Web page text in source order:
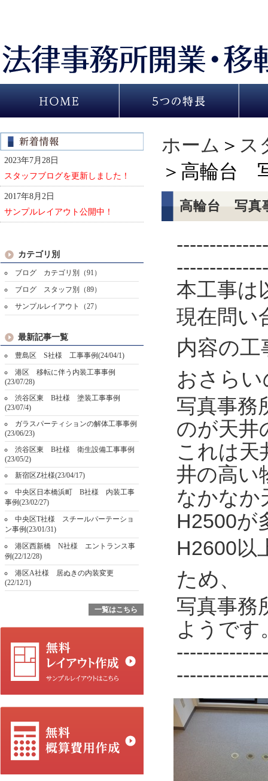
ホーム ＞ ス
＞高輪台
高輪台 写真
本工事は
現在問い
内容の
おさら
写真事務
のが天井
これは天
井の高い
なかなか
H2500が
H2600以
ため、
写真事務
ようです
2023年7月28日
スタッフブログを更新しました！
2017年8月2日
サンプルレイアウト公開中！
カテゴリ別
ブログ カテゴリ別（91）
ブログ スタッフ別（89）
サンプルレイアウト（27）
最新記事一覧
豊島区 S社様 工事事例(24/04/1)
港区 移転に伴う内装工事事例
(23/07/28)
渋谷区東 B社様 塗装工事事例
(23/07/4)
ガラスパーティションの解体工事事例
(23/06/23)
渋谷区東 B社様 衛生設備工事事例
(23/05/2)
新宿区Z社様(23/04/17)
中央区日本橋浜町 B社様 内装工事
事例(23/02/27)
中央区T社様 スチールパーテーショ
ン事例(23/01/31)
港区西新橋 N社様 エントランス事
例(22/12/28)
港区A社様 居ぬきの内装変更
(22/12/1)
一覧はこちら